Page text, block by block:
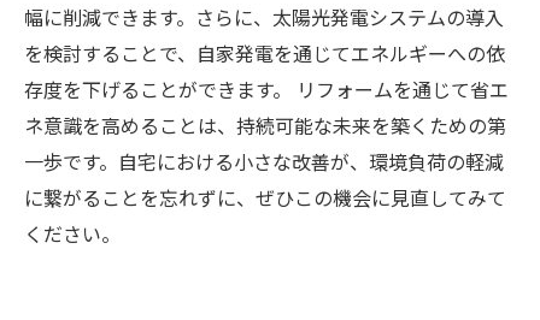
幅に削減できます。さらに、太陽光発電システムの導入
を検討することで、自家発電を通じてエネルギーへの依
存度を下げることができます。 リフォームを通じて省エ
ネ意識を高めることは、持続可能な未来を築くための第
一歩です。自宅における小さな改善が、環境負荷の軽減
に繋がることを忘れずに、ぜひこの機会に見直してみて
ください。